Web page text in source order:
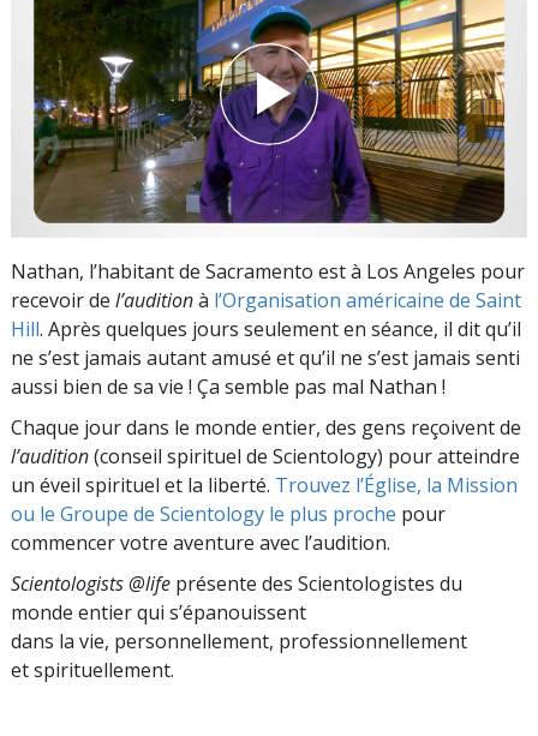
Nathan, l’habitant de Sacramento est à Los Angeles pour
recevoir de l’auditionà l’Organisation américaine de Saint
Hill. Après quelques jours seulement en séance, il dit qu’il
ne s’est jamais autant amusé et qu’il ne s’est jamais senti
aussi bien de sa vie ! Ça semble pas mal Nathan !
Chaque jour dans le monde entier, des gens reçoivent de
l’audition(conseil spirituel de Scientology) pour atteindre
un éveil spirituel et la liberté. Trouvez l’Église, la Mission
ou le Groupe de Scientology le plus proche pour
commencer votre aventure avec l’audition.
Scientologists @life présente des Scientologistes du
monde entier qui s’épanouissent
dans la vie, personnellement, professionnellement
et spirituellement.